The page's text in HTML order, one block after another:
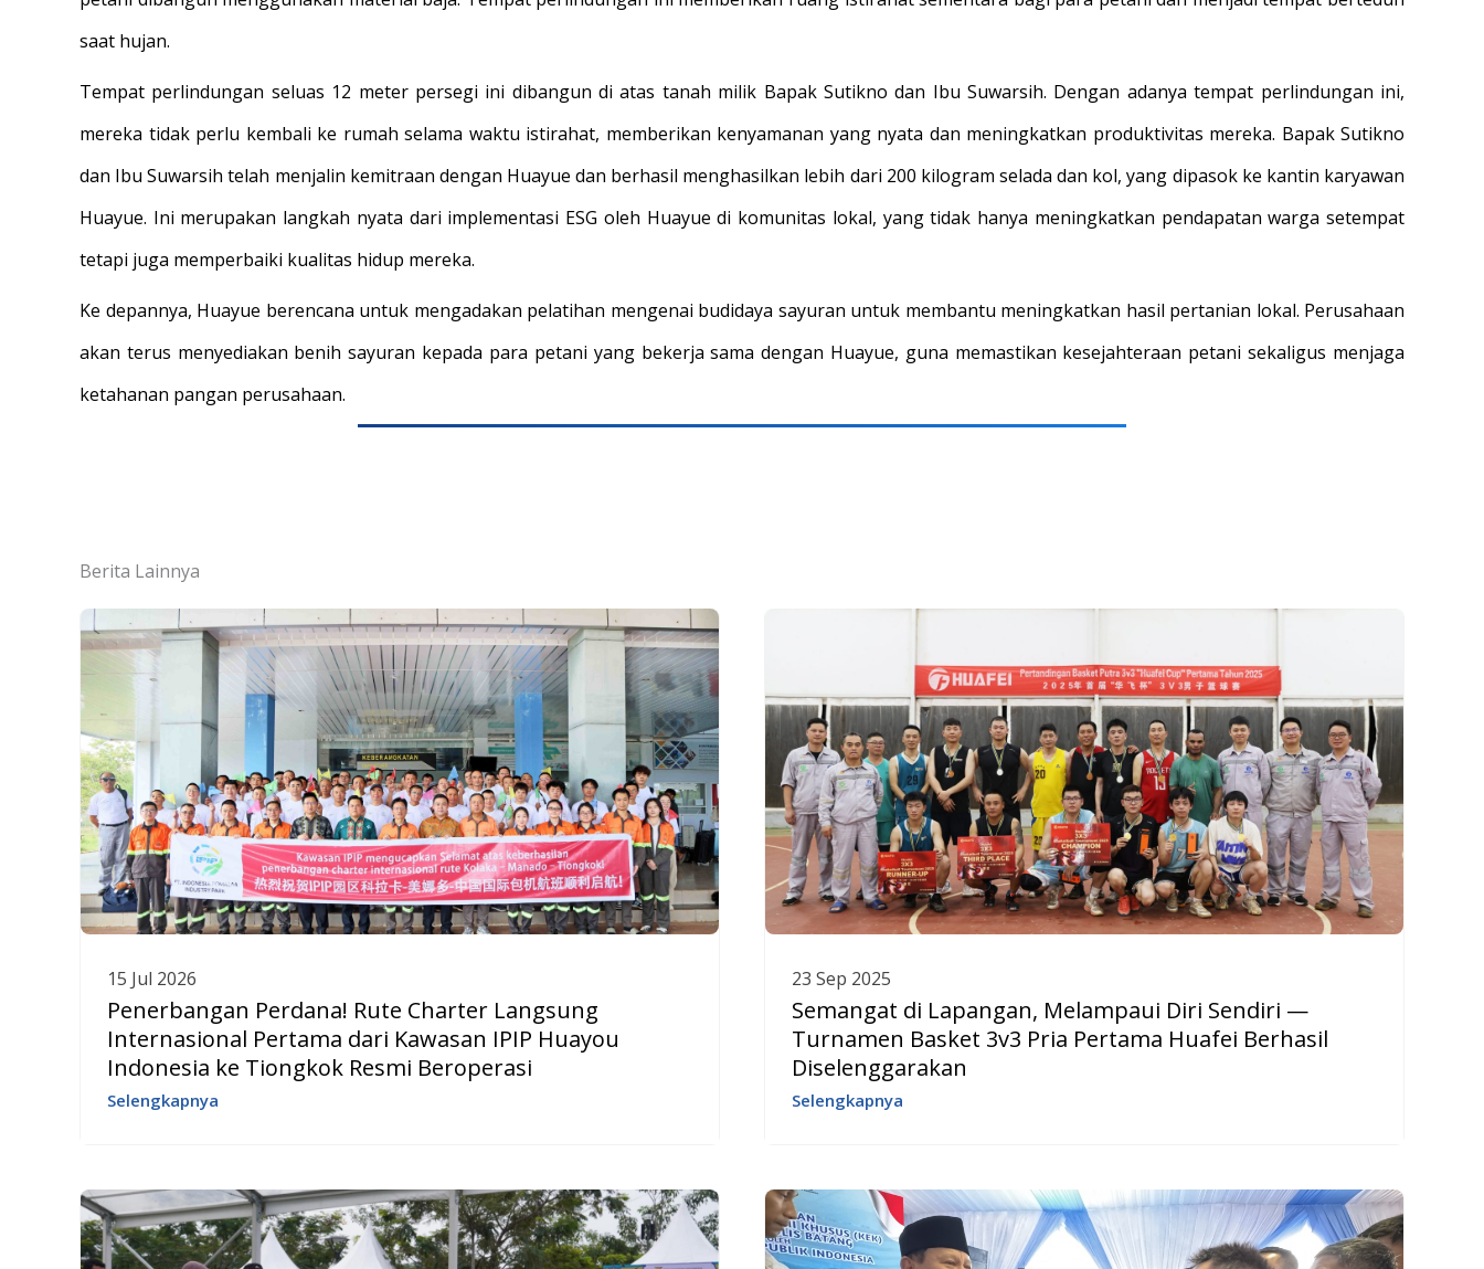
saat hujan.
Tempat perlindungan seluas 12 meter persegi ini dibangun di atas tanah milik Bapak Sutikno dan Ibu Suwarsih. Dengan adanya tempat perlindungan ini,
mereka tidak perlu kembali ke rumah selama waktu istirahat, memberikan kenyamanan yang nyata dan meningkatkan produktivitas mereka. Bapak Sutikno
dan Ibu Suwarsih telah menjalin kemitraan dengan Huayue dan berhasil menghasilkan lebih dari 200 kilogram selada dan kol, yang dipasok ke kantin karyawan
Huayue. Ini merupakan langkah nyata dari implementasi ESG oleh Huayue di komunitas lokal, yang tidak hanya meningkatkan pendapatan warga setempat
tetapi juga memperbaiki kualitas hidup mereka.
Ke depannya, Huayue berencana untuk mengadakan pelatihan mengenai budidaya sayuran untuk membantu meningkatkan hasil pertanian lokal. Perusahaan
akan terus menyediakan benih sayuran kepada para petani yang bekerja sama dengan Huayue, guna memastikan kesejahteraan petani sekaligus menjaga
ketahanan pangan perusahaan.
Berita Lainnya
15 Jul 2026
Penerbangan Perdana! Rute Charter Langsung
Internasional Pertama dari Kawasan IPIP Huayou
Indonesia ke Tiongkok Resmi Beroperasi
Selengkapnya
23 Sep 2025
Semangat di Lapangan, Melampaui Diri Sendiri —
Turnamen Basket 3v3 Pria Pertama Huafei Berhasil
Diselenggarakan
Selengkapnya